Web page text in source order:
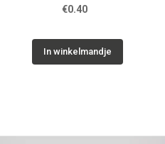
€0.40
In winkelmandje